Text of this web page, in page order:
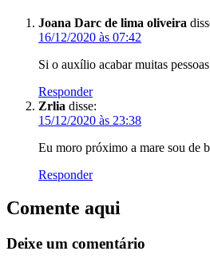
Joana Darc de lima oliveira
16/12/2020 às 07:42
Si o auxílio acabar muitas
Responder
Zrlia disse:
15/12/2020 às 23:38
Eu moro próximo a mare sou de
Responder
Comente aqui
Deixe um comentário